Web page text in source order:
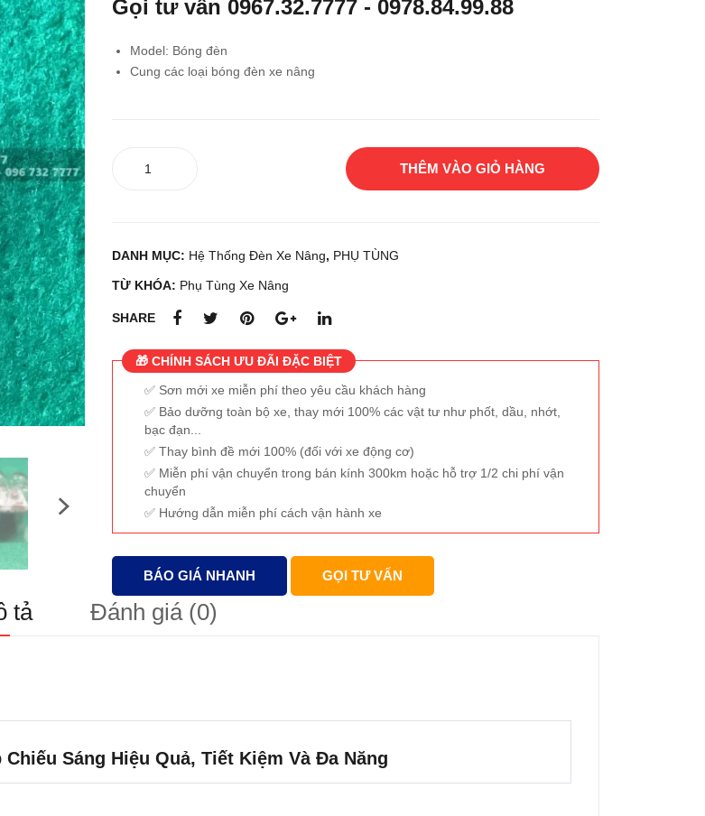
Gọi tư vấn 0967.32.7777 - 0978.84.99.88
Model: Bóng đèn
Cung các loại bóng đèn xe nâng
lượng
THÊM VÀO GIỎ HÀNG
DANH MỤC: Hệ Thống Đèn Xe Nâng, PHỤ TÙNG
TỪ KHÓA: Phụ Tùng Xe Nâng
SHARE
🎁 CHÍNH SÁCH ƯU ĐÃI ĐẶC BIỆT
Sơn mới xe miễn phí theo yêu cầu khách hàng
Bảo dưỡng toàn bộ xe, thay mới 100% các vật tư như phốt, dầu, nhớt,
bạc đạn...
Thay bình đề mới 100% (đối với xe động cơ)
Miễn phí vận chuyển trong bán kính 300km hoặc hỗ trợ 1/2 chi phí vận
chuyển
Hướng dẫn miễn phí cách vận hành xe
BÁO GIÁ NHANH GỌI TƯ VẤN
tả Đánh giá (0)
Sáng Hiệu Quả, Tiết Kiệm Và Đa Năng